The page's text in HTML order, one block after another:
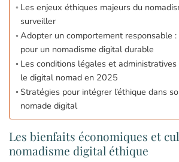
Les enjeux éthiques majeurs du
surveiller
Adopter un comportement responsable
pour un nomadisme digital durable
Les conditions légales et
le digital nomad en 2025
Stratégies pour intégrer l’éthique dans
nomade digital
Les bienfaits économiques et
nomadisme digital éthique